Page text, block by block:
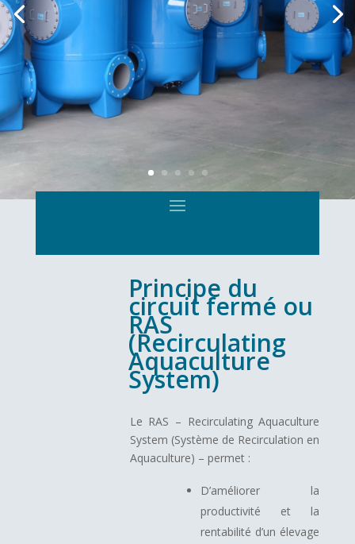
Principe du
circuit fermé ou
RAS
(Recirculating
Aquaculture
System)
Le RAS – Recirculating Aquaculture
System (Système de Recirculation en
Aquaculture) – permet :
D’améliorer la
productivité et la
rentabilité d’un élevage